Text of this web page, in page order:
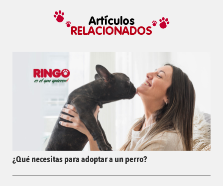
Artículos
RELACIONADOS
¿Qué necesitas para adoptar a un perro?